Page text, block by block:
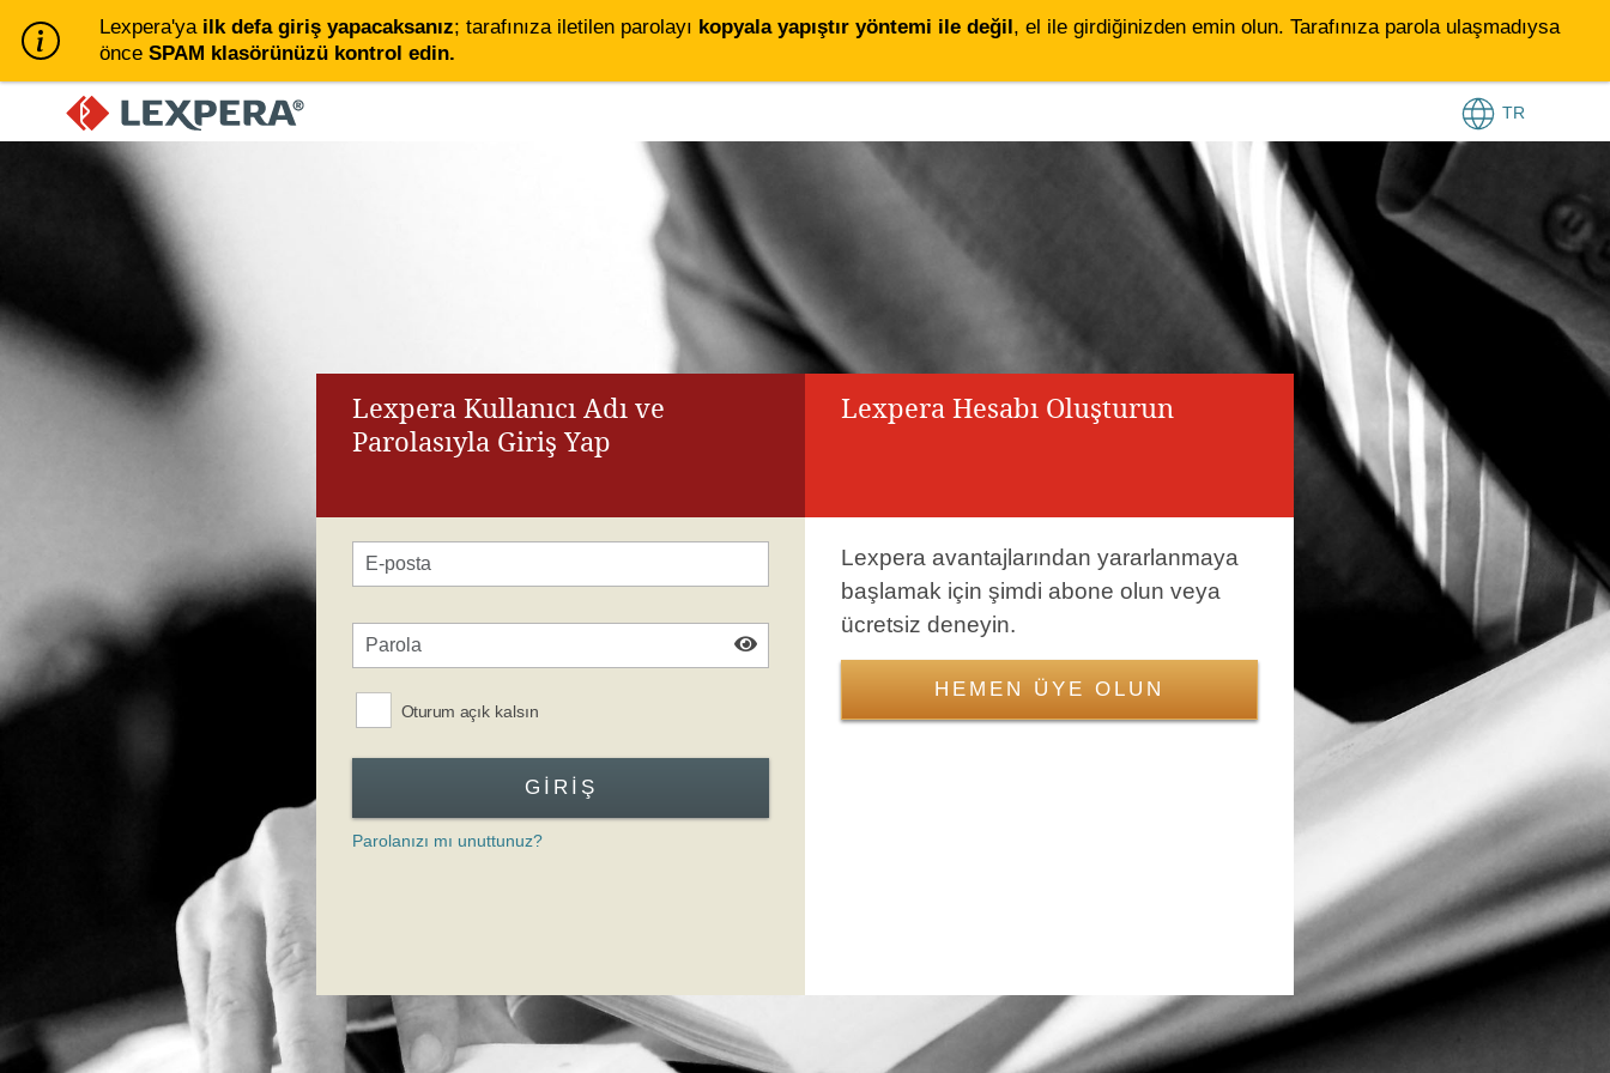
Lexpera'ya ilk defa giriş yapacaksanız; tarafınıza iletilen parolayı kopyala yapıştır yöntemi ile değil, el ile girdiğinizden emin olun. Tarafınıza parola ulaşmadıysa
önce SPAM klasörünüzü kontrol edin.
TR
Giriş Formuna Atla
Lexpera Kullanıcı Adı ve
Parolasıyla Giriş Yap
Oturum açık kalsın
GIRIŞ
Parolanızı mı unuttunuz?
Lexpera Hesabı Oluşturun
Lexpera avantajlarından yararlanmaya
başlamak için şimdi abone olun veya
ücretsiz deneyin.
HEMEN ÜYE OLUN